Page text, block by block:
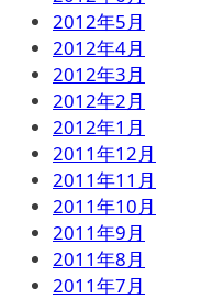
2012年5月
2012年4月
2012年3月
2012年2月
2012年1月
2011年12月
2011年11月
2011年10月
2011年9月
2011年8月
2011年7月